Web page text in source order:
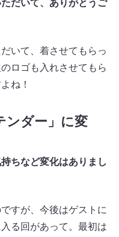
だいて、ありがとうご
いて、着させてもらっ
ロゴも入れさせてもら
ね！
ンダー」に変
ちなど変化はありまし
すが、今後はゲストに
る回があって。最初は